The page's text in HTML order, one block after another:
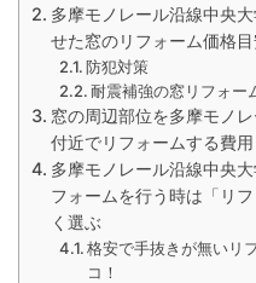
多摩モノレール沿線中央
せた窓のリフォーム価格
防犯対策
耐震補強の窓リフォー
窓の周辺部位を多摩モノ
付近でリフォームする費
多摩モノレール沿線中央
フォームを行う時は「リ
く選ぶ
格安で手抜きが無いリ
コ！